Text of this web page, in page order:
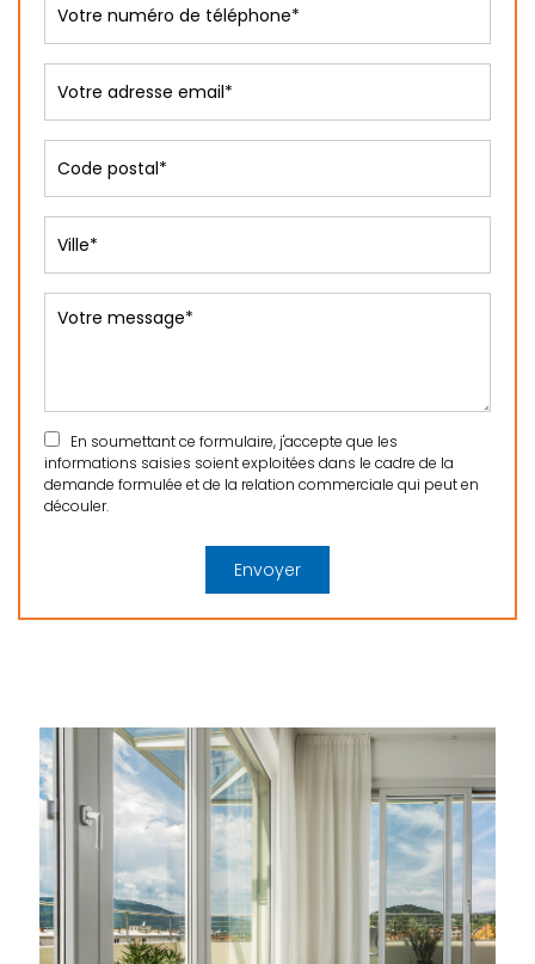
En soumettant ce formulaire, j'accepte que les
informations saisies soient exploitées dans le cadre de la
demande formulée et de la relation commerciale qui peut en
découler.